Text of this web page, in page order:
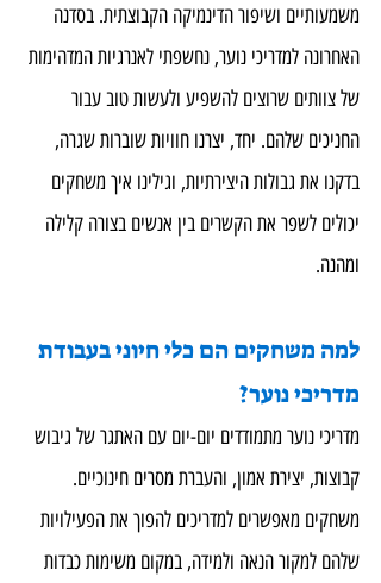
משמעותיים ושיפור הדינמיקה הקבוצתית. בסדנה
האחרונה למדריכי נוער, נחשפתי לאנרגיות המדהימות
של צוותים שרוצים להשפיע ולעשות טוב עבור
החניכים שלהם. יחד, יצרנו חוויות שוברות שגרה,
בדקנו את גבולות היצירתיות, וגילינו איך משחקים
יכולים לשפר את הקשרים בין אנשים בצורה קלילה
ומהנה.
למה משחקים הם כלי חיוני בעבודת
מדריכי נוער?
מדריכי נוער מתמודדים יום-יום עם האתגר של גיבוש
קבוצות, יצירת אמון, והעברת מסרים חינוכיים.
משחקים מאפשרים למדריכים להפוך את הפעילויות
שלהם למקור הנאה ולמידה, במקום משימות כבדות